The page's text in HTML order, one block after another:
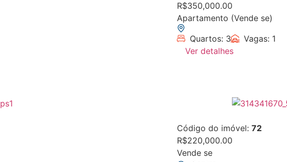
R$350,000.00
Apartamento (Vende se)
Quartos: 3
Vagas: 1
Ver detalhes
Código do imóvel: 72
R$220,000.00
Vende se